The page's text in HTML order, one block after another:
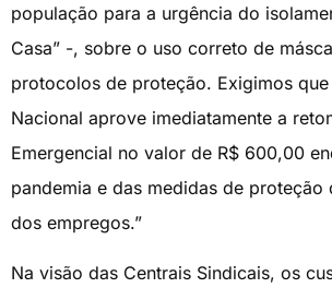
população para a urgência do
Casa” -, sobre o uso correto de
protocolos de proteção. Exigimos
Nacional aprove imediatamente a
Emergencial no valor de R$ 600,00
pandemia e das medidas de proteção
dos empregos.”
Na visão das Centrais Sindicais, os